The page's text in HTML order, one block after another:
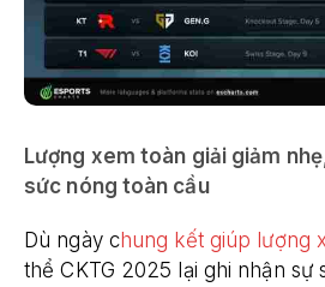
Lượng xem toàn giải giảm
sức nóng toàn cầu
Dù ngày chung kết giúp lượng
thể CKTG 2025 lại ghi nhận sự